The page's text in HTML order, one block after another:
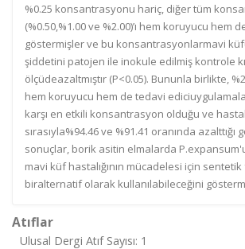
%0.25 konsantrasyonu hariç, diğer tüm
(%0.50,%1.00 ve %2.00)’ı hem koruyucu hem
göstermişler ve bu konsantrasyonlarmavi
şiddetini patojen ile inokule edilmiş kontrole
ölçüdeazaltmıştır (P<0.05). Bununla birlikte,
hem koruyucu hem de tedavi
karşı en etkili konsantrasyon olduğu ve
sırasıyla%94.46 ve %91.41 oranında azalttığı
sonuçlar, borik asitin elmalarda
mavi küf hastalığının mücadelesi için
biralternatif olarak kullanılabileceğini
Atıflar
Ulusal Dergi Atıf Sayısı: 1